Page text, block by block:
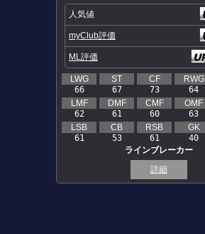
人気値
myClub評価
ML評価
LWG
66
ST
67
CF
73
RWG
64
LMF
62
DMF
61
CMF
60
OMF
63
LSB
61
CB
53
RSB
61
GK
40
ラインブレーカー
詳細